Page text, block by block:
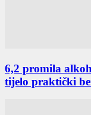
6,2 promila
tijelo praktički